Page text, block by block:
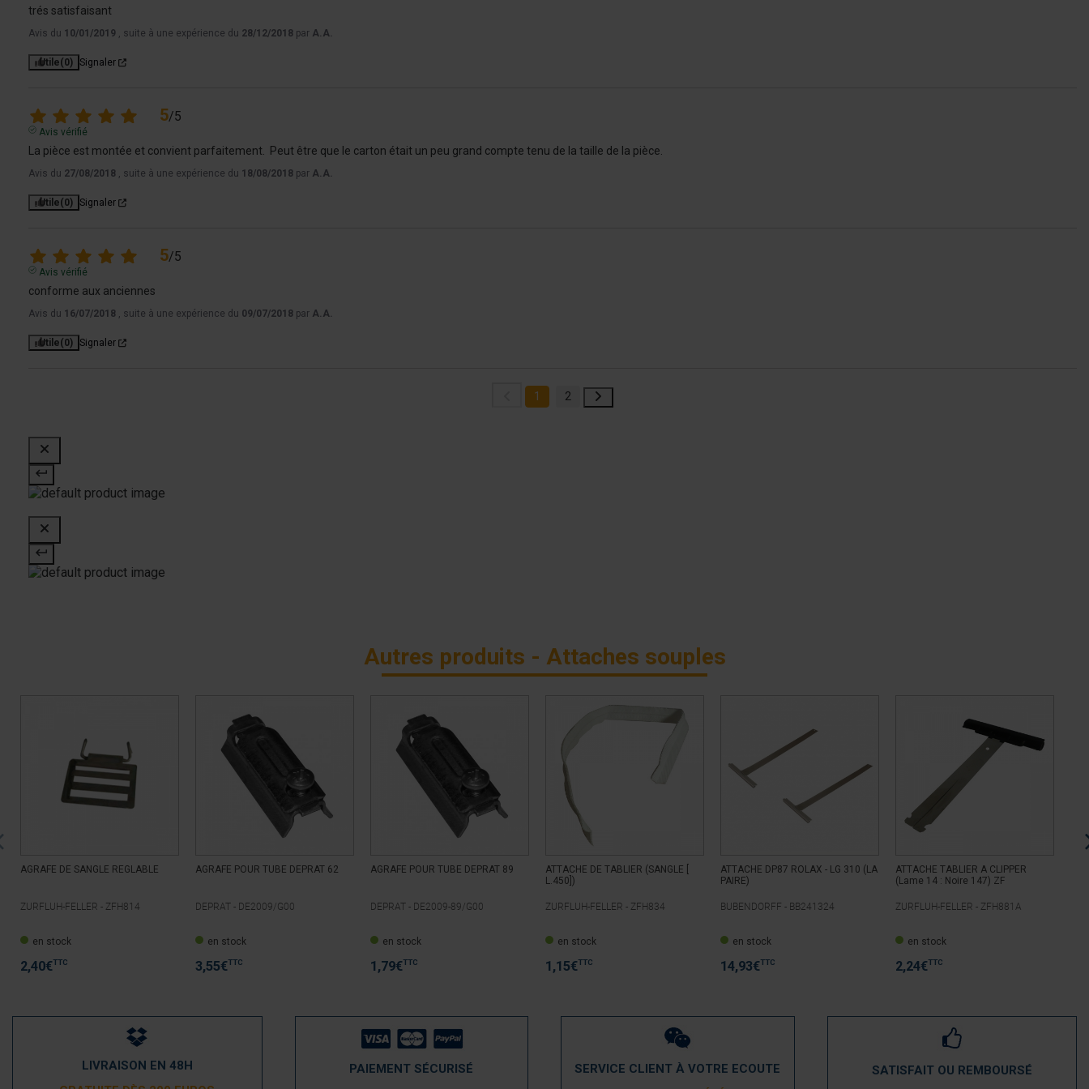
trés satisfaisant
Avis du 10/01/2019 , suite à une expérience du 28/12/2018 par A.A.
Utile(0) Signaler
5/5
Avis vérifié
La pièce est montée et convient parfaitement.  Peut être que le carton était un peu grand compte tenu de la taille de la pièce.
Avis du 27/08/2018 , suite à une expérience du 18/08/2018 par A.A.
Utile(0) Signaler
5/5
Avis vérifié
conforme aux anciennes
Avis du 16/07/2018 , suite à une expérience du 09/07/2018 par A.A.
Utile(0) Signaler
1 2
Autres produits - Attaches souples
AGRAFE DE SANGLE REGLABLE
ZURFLUH-FELLER - ZFH814
en stock
2,40€TTC
AGRAFE POUR TUBE DEPRAT 62
DEPRAT - DE2009/G00
en stock
3,55€TTC
AGRAFE POUR TUBE DEPRAT 89
DEPRAT - DE2009-89/G00
en stock
1,79€TTC
ATTACHE DE TABLIER (SANGLE [
L.450])
ZURFLUH-FELLER - ZFH834
en stock
1,15€TTC
ATTACHE DP87 ROLAX - LG 310 (LA
PAIRE)
BUBENDORFF - BB241324
en stock
14,93€TTC
ATTACHE TABLIER A CLIPPER
(Lame 14 : Noire 147) ZF
ZURFLUH-FELLER - ZFH881A
en stock
2,24€TTC
LIVRAISON EN 48H
PAIEMENT SÉCURISÉ
SERVICE CLIENT À VOTRE ECOUTE
SATISFAIT OU REMBOURSÉ